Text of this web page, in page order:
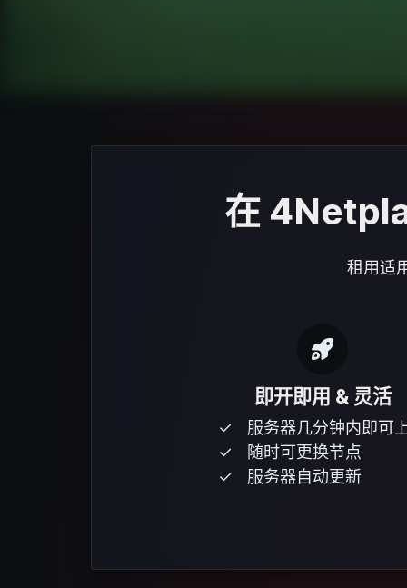
在
租用适
即开即用 & 灵活
服务器几分钟内即可
随时可更换节点
服务器自动更新